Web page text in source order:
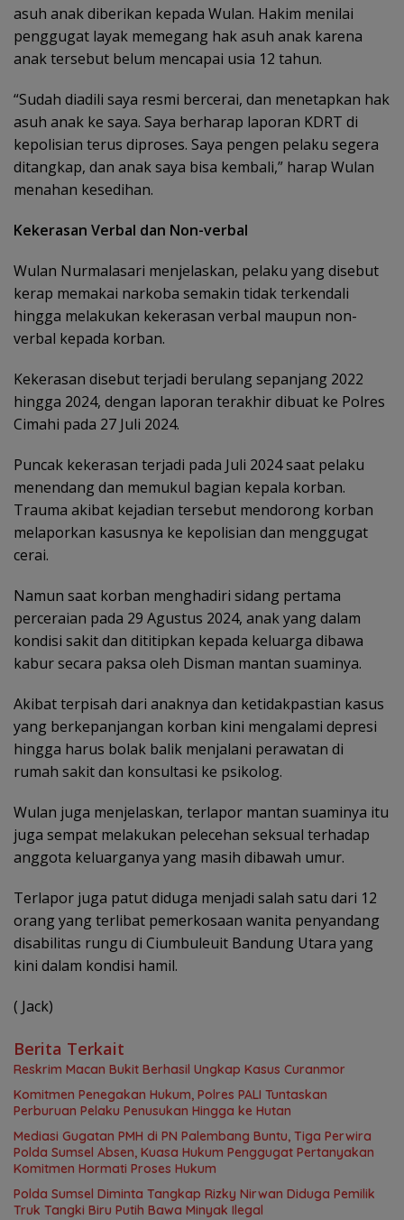
asuh anak diberikan kepada Wulan. Hakim menilai
penggugat layak memegang hak asuh anak karena
anak tersebut belum mencapai usia 12 tahun.
“Sudah diadili saya resmi bercerai, dan menetapkan hak
asuh anak ke saya. Saya berharap laporan KDRT di
kepolisian terus diproses. Saya pengen pelaku segera
ditangkap, dan anak saya bisa kembali,” harap Wulan
menahan kesedihan.
Kekerasan Verbal dan Non-verbal
Wulan Nurmalasari menjelaskan, pelaku yang disebut
kerap memakai narkoba semakin tidak terkendali
hingga melakukan kekerasan verbal maupun non-
verbal kepada korban.
Kekerasan disebut terjadi berulang sepanjang 2022
hingga 2024, dengan laporan terakhir dibuat ke Polres
Cimahi pada 27 Juli 2024.
Puncak kekerasan terjadi pada Juli 2024 saat pelaku
menendang dan memukul bagian kepala korban.
Trauma akibat kejadian tersebut mendorong korban
melaporkan kasusnya ke kepolisian dan menggugat
cerai.
Namun saat korban menghadiri sidang pertama
perceraian pada 29 Agustus 2024, anak yang dalam
kondisi sakit dan dititipkan kepada keluarga dibawa
kabur secara paksa oleh Disman mantan suaminya.
Akibat terpisah dari anaknya dan ketidakpastian kasus
yang berkepanjangan korban kini mengalami depresi
hingga harus bolak balik menjalani perawatan di
rumah sakit dan konsultasi ke psikolog.
Wulan juga menjelaskan, terlapor mantan suaminya itu
juga sempat melakukan pelecehan seksual terhadap
anggota keluarganya yang masih dibawah umur.
Terlapor juga patut diduga menjadi salah satu dari 12
orang yang terlibat pemerkosaan wanita penyandang
disabilitas rungu di Ciumbuleuit Bandung Utara yang
kini dalam kondisi hamil.
( Jack)
Berita Terkait
Reskrim Macan Bukit Berhasil Ungkap Kasus Curanmor
Komitmen Penegakan Hukum, Polres PALI Tuntaskan
Perburuan Pelaku Penusukan Hingga ke Hutan
Mediasi Gugatan PMH di PN Palembang Buntu, Tiga Perwira
Polda Sumsel Absen, Kuasa Hukum Penggugat Pertanyakan
Komitmen Hormati Proses Hukum
Polda Sumsel Diminta Tangkap Rizky Nirwan Diduga Pemilik
Truk Tangki Biru Putih Bawa Minyak Ilegal